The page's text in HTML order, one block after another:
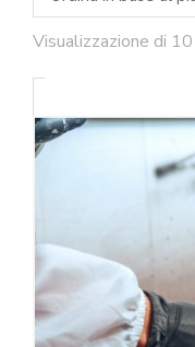
Visualizzazione di